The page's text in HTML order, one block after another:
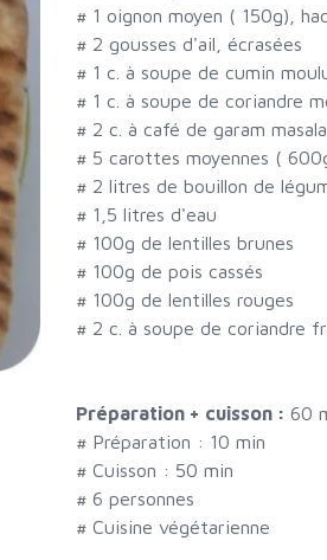
# 1 oignon moyen ( 150g),
# 2 gousses d'ail, écrasées
# 1 c. à soupe de cumin
# 1 c. à soupe de coriandre
# 2 c. à café de garam masala
# 5 carottes moyennes (
# 2 litres de bouillon de
# 1,5 litres d'eau
# 100g de lentilles brunes
# 100g de pois cassés
# 100g de lentilles rouges
# 2 c. à soupe de coriandre
Préparation + cuisson : 60
# Préparation : 10 min
# Cuisson : 50 min
# 6 personnes
# Cuisine végétarienne